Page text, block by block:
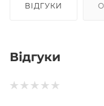
ВІДГУКИ
Відгуки